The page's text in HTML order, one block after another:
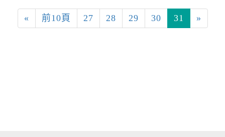
« 前10頁 27 28 29 30 31 »